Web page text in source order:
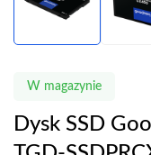
W magazynie
Dysk SSD